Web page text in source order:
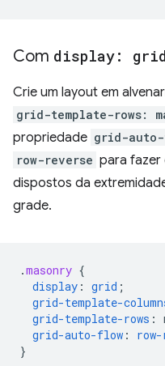
Com display: grid
Crie um layout em
grid-template-rows:
propriedade grid-
row-reverse para fazer
dispostos da
grade.
.masonry {
display : grid ;
grid-template-
grid-template-rows :
grid-auto-flow :
}